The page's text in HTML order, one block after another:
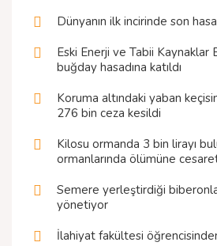
Dünyanın ilk incirinde son
Eski Enerji ve Tabii Kaynaklar
buğday hasadına katıldı
Koruma altındaki yaban
276 bin ceza kesildi
Kilosu ormanda 3 bin lirayı
ormanlarında ölümüne
Semere yerleştirdiği
yönetiyor
İlahiyat fakültesi